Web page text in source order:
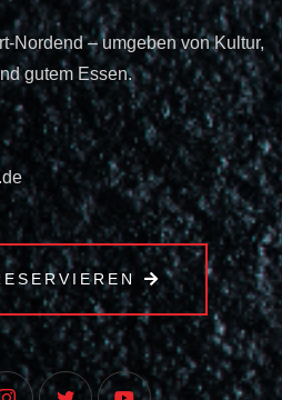
Nordend – umgeben von Kultur,
gutem Essen.